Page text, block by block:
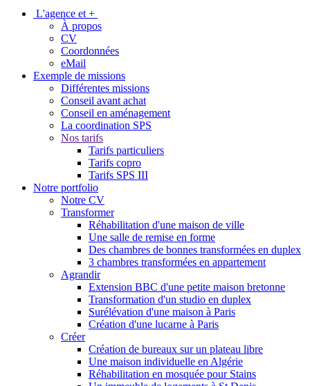
L'agence et +
À propos
CV
Coordonnées
eMail
Exemple de missions
Différentes missions
Conseil avant achat
Conseil en aménagement
La coordination SPS
Nos tarifs
Tarifs particuliers
Tarifs copro
Tarifs SPS III
Notre portfolio
Notre CV
Transformer
Réhabilitation d'une maison de ville
Une salle de remise en forme
Des chambres de bonnes transformées en duplex
3 chambres transformées en appartement
Agrandir
Extension BBC d'une petite maison bretonne
Transformation d'un studio en duplex
Surélévation d'une maison à Paris
Création d'une lucarne à Paris
Créer
Création de bureaux sur un plateau libre
Une maison individuelle en Algérie
Réhabilitation en mosquée pour Stains